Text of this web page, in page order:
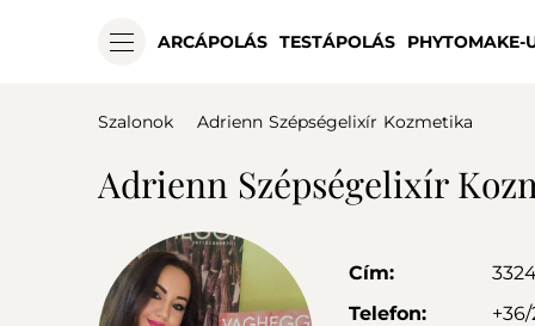
ARCÁPOLÁS TESTÁPOLÁS PHYTOMAKE-
Szalonok Adrienn Szépségelixír Kozmetika
Adrienn Szépségelixír
Cím:
Telefon:
+36/